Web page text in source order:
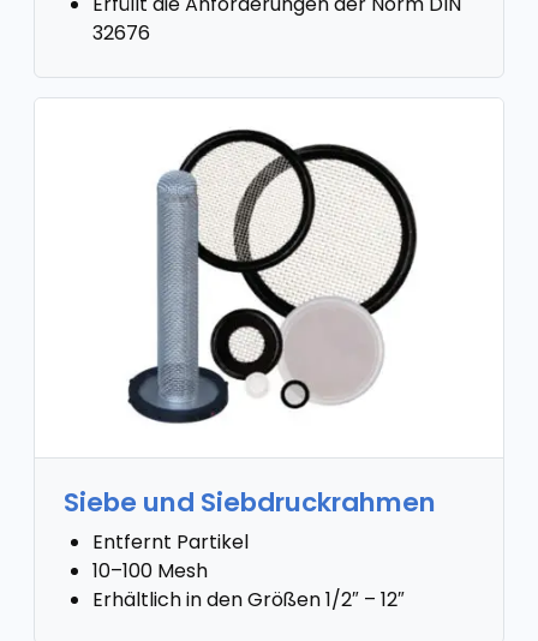
32676
Siebe und Siebdruckrahmen
Entfernt Partikel
10–100 Mesh
Erhältlich in den Größen 1/2″ – 12″